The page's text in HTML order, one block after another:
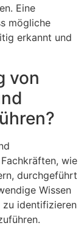
Eine
mögliche
erkannt und
von
wie
durchgeführt
Wissen
zu identifizieren